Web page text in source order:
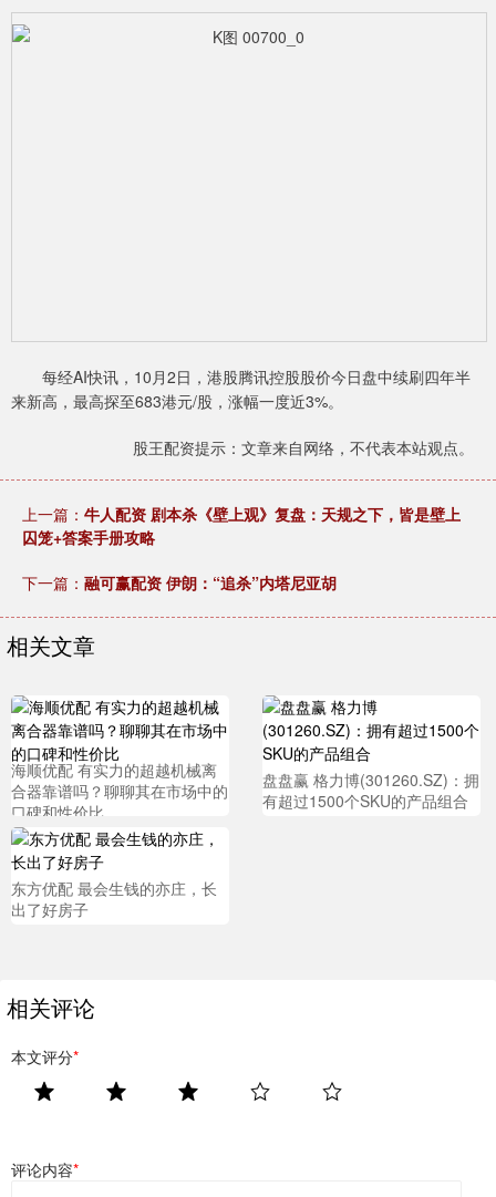
每经AI快讯，10月2日，港股腾讯控股股价今日盘中续刷四年半
来新高，最高探至683港元/股，涨幅一度近3%。
股王配资提示：文章来自网络，不代表本站观点。
上一篇： 牛人配资 剧本杀《壁上观》复盘：天规之下，皆是壁上
囚笼+答案手册攻略
下一篇： 融可赢配资 伊朗：“追杀”内塔尼亚胡
相关文章
海顺优配 有实力的超越机械离
合器靠谱吗？聊聊其在市场中的
口碑和性价比
盘盘赢 格力博(301260.SZ)：拥
有超过1500个SKU的产品组合
东方优配 最会生钱的亦庄，长
出了好房子
相关评论
本文评分*
评论内容*